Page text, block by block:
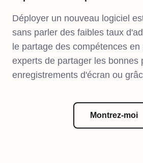
Déployer un nouveau logiciel
sans parler des faibles taux
le partage des compétences
experts de partager les bonnes
enregistrements d'écran ou
Montrez-moi